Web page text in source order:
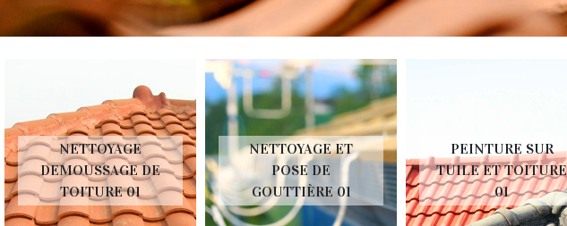
NETTOYAGE ET
POSE DE
GOUTTIÈRE 01
PEINTURE SUR
TUILE ET TOITURE
01
POSE DE VELUX 01